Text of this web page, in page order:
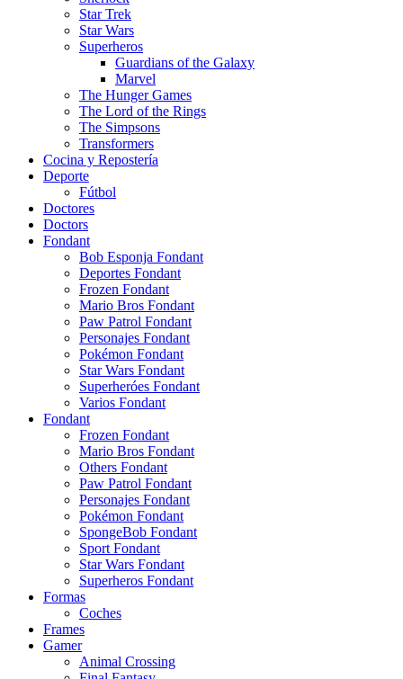
Star Trek
Star Wars
Superheros
Guardians of the Galaxy
Marvel
The Hunger Games
The Lord of the Rings
The Simpsons
Transformers
Cocina y Repostería
Deporte
Fútbol
Doctores
Doctors
Fondant
Bob Esponja Fondant
Deportes Fondant
Frozen Fondant
Mario Bros Fondant
Paw Patrol Fondant
Personajes Fondant
Pokémon Fondant
Star Wars Fondant
Superheróes Fondant
Varios Fondant
Fondant
Frozen Fondant
Mario Bros Fondant
Others Fondant
Paw Patrol Fondant
Personajes Fondant
Pokémon Fondant
SpongeBob Fondant
Sport Fondant
Star Wars Fondant
Superheros Fondant
Formas
Coches
Frames
Gamer
Animal Crossing